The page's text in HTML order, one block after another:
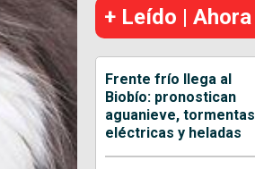
+ Leído | Ahora
Frente frío llega al
Biobío: pronostican
aguanieve, tormentas
eléctricas y heladas